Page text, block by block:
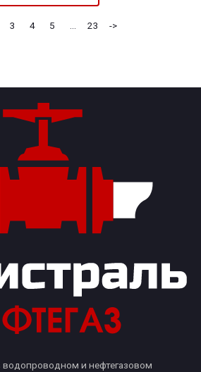
3 4 5 23 ->
водопроводном и нефтегазовом